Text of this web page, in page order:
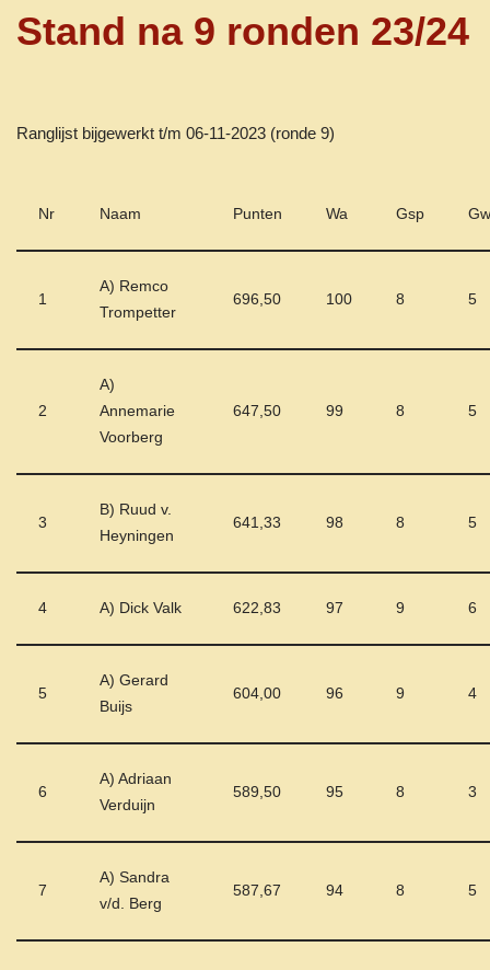
Stand na 9 ronden 23/24
Ranglijst bijgewerkt t/m 06-11-2023 (ronde 9)
Nr Naam Punten Wa Gsp Gw
1
A) Remco
Trompetter
696,50 100 8 5
2
A)
Annemarie
Voorberg
647,50 99 8 5
3
B) Ruud v.
Heyningen
641,33 98 8 5
4 A) Dick Valk 622,83 97 9 6
5
A) Gerard
Buijs
604,00 96 9 4
6
A) Adriaan
Verduijn
589,50 95 8 3
7
A) Sandra
v/d. Berg
587,67 94 8 5